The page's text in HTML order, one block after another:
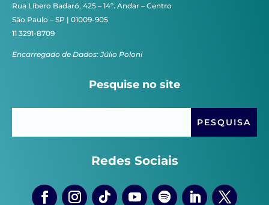
Rua Líbero Badaró, 425 – 14º. Andar – Centro
São Paulo – SP | 01009-905
11 3291-8709
Encarregado de Dados: Júlio Poloni
Pesquise no site
Redes Sociais